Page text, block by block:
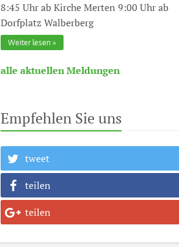
8:45 Uhr ab Kirche Merten 9:00 Uhr ab
Dorfplatz Walberberg
Weiter lesen
alle aktuellen Meldungen
Empfehlen Sie uns
tweet
teilen
teilen